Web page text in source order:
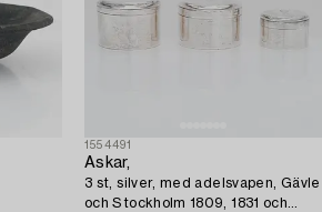
1554491
Askar,
3 st, silver, med adelsvapen, Gävle
och Stockholm 1809, 1831 och